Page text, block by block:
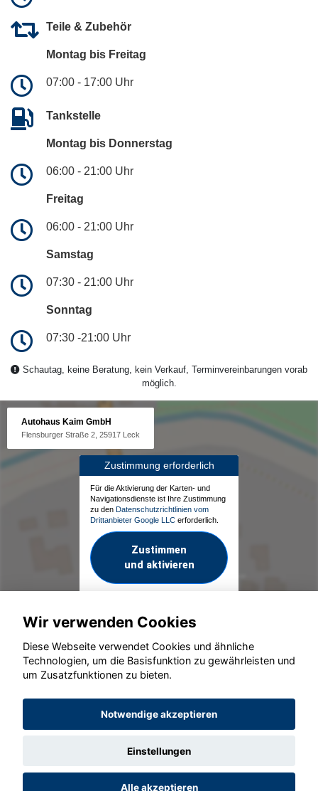
Teile & Zubehör
Montag bis Freitag
07:00 - 17:00 Uhr
Tankstelle
Montag bis Donnerstag
06:00 - 21:00 Uhr
Freitag
06:00 - 21:00 Uhr
Samstag
07:30 - 21:00 Uhr
Sonntag
07:30 -21:00 Uhr
Schautag, keine Beratung, kein Verkauf, Terminvereinbarungen vorab
möglich.
Autohaus Kaim GmbH
Flensburger Straße 2, 25917 Leck
Zustimmung erforderlich
Für die Aktivierung der Karten- und
Navigationsdienste ist Ihre Zustimmung
zu den Datenschutzrichtlinien vom
Drittanbieter Google LLC erforderlich.
Zustimmen
und aktivieren
© konjunkturmotor.de GmbH 2020 - 2026
Wir verwenden Cookies
Diese Webseite verwendet Cookies und ähnliche
Technologien, um die Basisfunktion zu gewährleisten und
um Zusatzfunktionen zu bieten.
Notwendige akzeptieren
Einstellungen
Alle akzeptieren